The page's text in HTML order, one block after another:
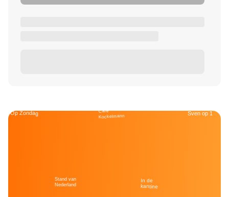
Op Zondag
Stand van
Nederland
Café
Kockelmann
In de
kantine
Sven op 1